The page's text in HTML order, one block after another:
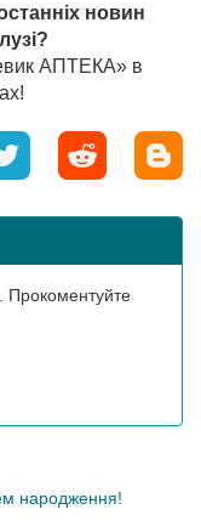
новин
АПТЕКА» в
Прокоментуйте
народження!